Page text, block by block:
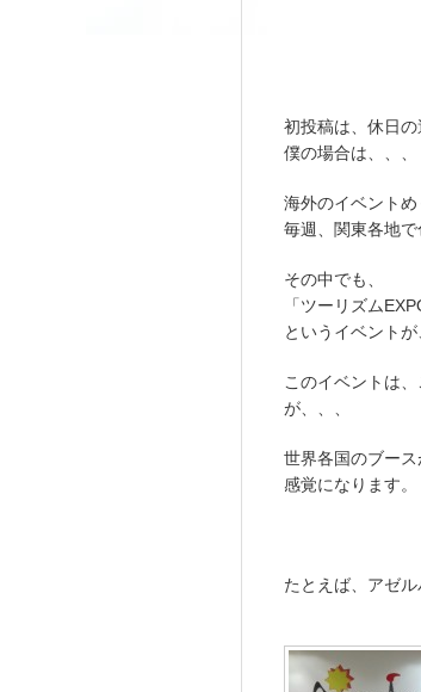
初投稿は、休日
僕の場合は、、、
海外のイベントめ
毎週、関東各地で
その中でも、
「ツーリズム
というイベント
このイベントは
が、、、
世界各国のブー
感覚になります。
たとえば、アゼ